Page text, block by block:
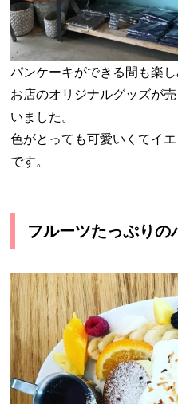
パンケーキができる間も楽し
お店のオリジナルグッズが
いました。
色がとっても可愛いくてイ
です。
フルーツたっぷりの